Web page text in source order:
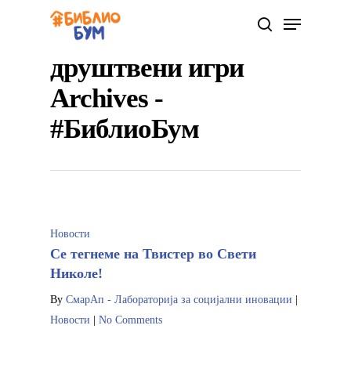
Hit enter to search or ESC to close
друштвени игри
Archives -
#БиблиоБум
Новости
Се тегнеме на Твистер во Свети
Николе!
By СмарАп - Лабораторија за социјални иновации
Новости
No Comments